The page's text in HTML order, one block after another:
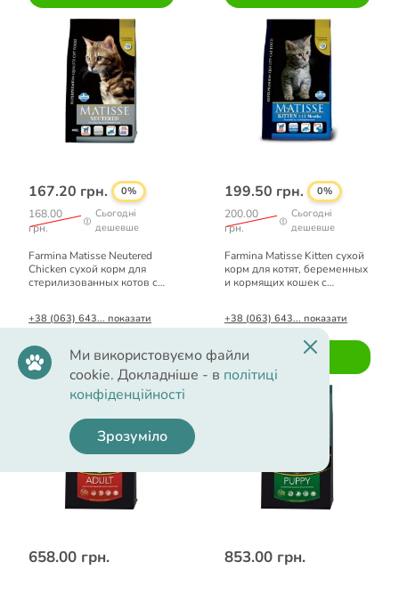
167.20 грн. 0%
168.00
грн.
Сьогодні
дешевше
Farmina Matisse Neutered
Chicken сухой корм для
стерилизованных котов с
+38 (063) 643... показати
Купити
199.50 грн. 0%
200.00
грн.
Сьогодні
дешевше
Farmina Matisse Kitten сухой
корм для котят, беременных
и кормящих кошек с
+38 (063) 643... показати
Купити
658.00 грн. 853.00 грн.
Ми використовуємо файли
cookie. Докладніше - в політиці
конфіденційності
Зрозуміло